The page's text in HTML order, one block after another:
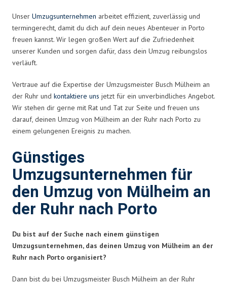
Unser Umzugsunternehmen arbeitet effizient, zuverlässig und
termingerecht, damit du dich auf dein neues Abenteuer in Porto
freuen kannst. Wir legen großen Wert auf die Zufriedenheit
unserer Kunden und sorgen dafür, dass dein Umzug reibungslos
verläuft.
Vertraue auf die Expertise der Umzugsmeister Busch Mülheim an
der Ruhr und kontaktiere uns jetzt für ein unverbindliches Angebot.
Wir stehen dir gerne mit Rat und Tat zur Seite und freuen uns
darauf, deinen Umzug von Mülheim an der Ruhr nach Porto zu
einem gelungenen Ereignis zu machen.
Günstiges
Umzugsunternehmen für
den Umzug von Mülheim an
der Ruhr nach Porto
Du bist auf der Suche nach einem günstigen
Umzugsunternehmen, das deinen Umzug von Mülheim an der
Ruhr nach Porto organisiert?
Dann bist du bei Umzugsmeister Busch Mülheim an der Ruhr